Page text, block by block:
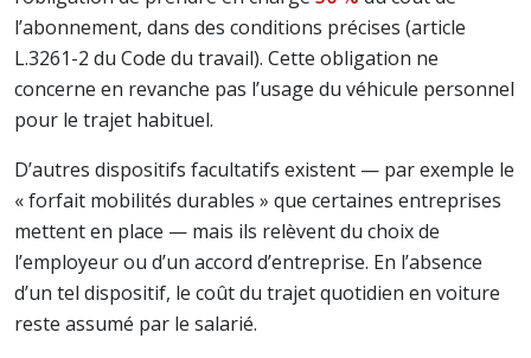
l’abonnement, dans des conditions précises (article
L.3261-2 du Code du travail). Cette obligation ne
concerne en revanche pas l’usage du véhicule personnel
pour le trajet habituel.
D’autres dispositifs facultatifs existent — par exemple le
« forfait mobilités durables » que certaines entreprises
mettent en place — mais ils relèvent du choix de
l’employeur ou d’un accord d’entreprise. En l’absence
d’un tel dispositif, le coût du trajet quotidien en voiture
reste assumé par le salarié.